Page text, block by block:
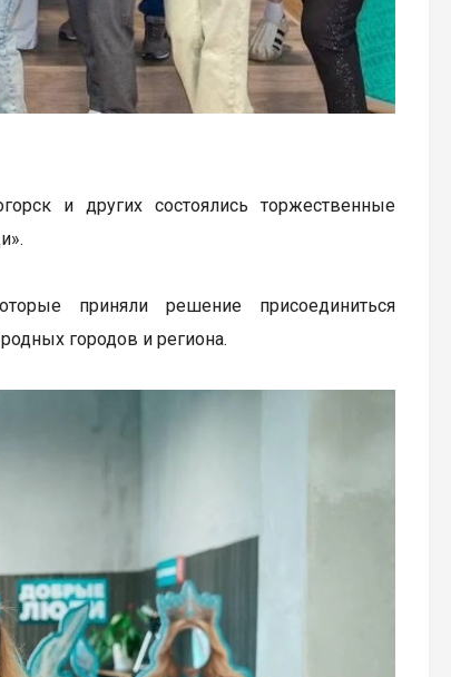
и других состоялись торжественные
приняли решение присоединиться
городов и региона.